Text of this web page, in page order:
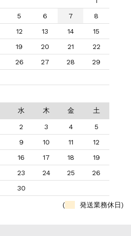
5 6 7
8
12 13 14
15
19 20 21
22
26 27 28
29
水 木 金 土
2 3 4
5
9 10 11
12
16 17 18
19
23 24 25
26
30
( 発送業務休日)